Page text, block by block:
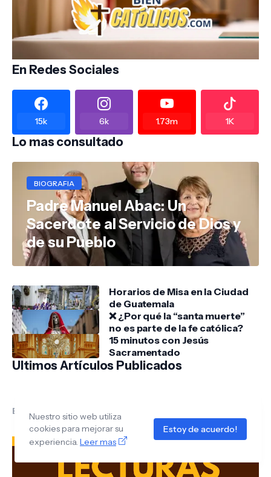
En Redes Sociales
15k 6k 1.73m 1K
Lo mas consultado
BIOGRAFIA
Padre Manuel Abac: Un
Sacerdote al Servicio de Dios y
de su Pueblo
Horarios de Misa en la Ciudad
de Guatemala
❌ ¿Por qué la “santa muerte”
no es parte de la fe católica?
15 minutos con Jesús
Sacramentado
Ultimos Artículos Publicados
Error: No se ha encontrado ningún resultado
Nuestro sitio web utiliza
cookies para mejorar su
experiencia. Leer mas
Estoy de acuerdo!